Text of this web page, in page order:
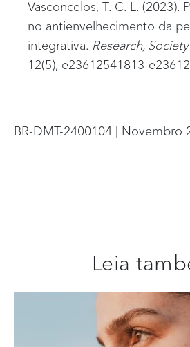
Vasconcelos, T. C. L. (2023).
no antienvelhecimento da
integrativa. Research,
12(5), e23612541813-
BR-DMT-2400104 | Novembro
Leia